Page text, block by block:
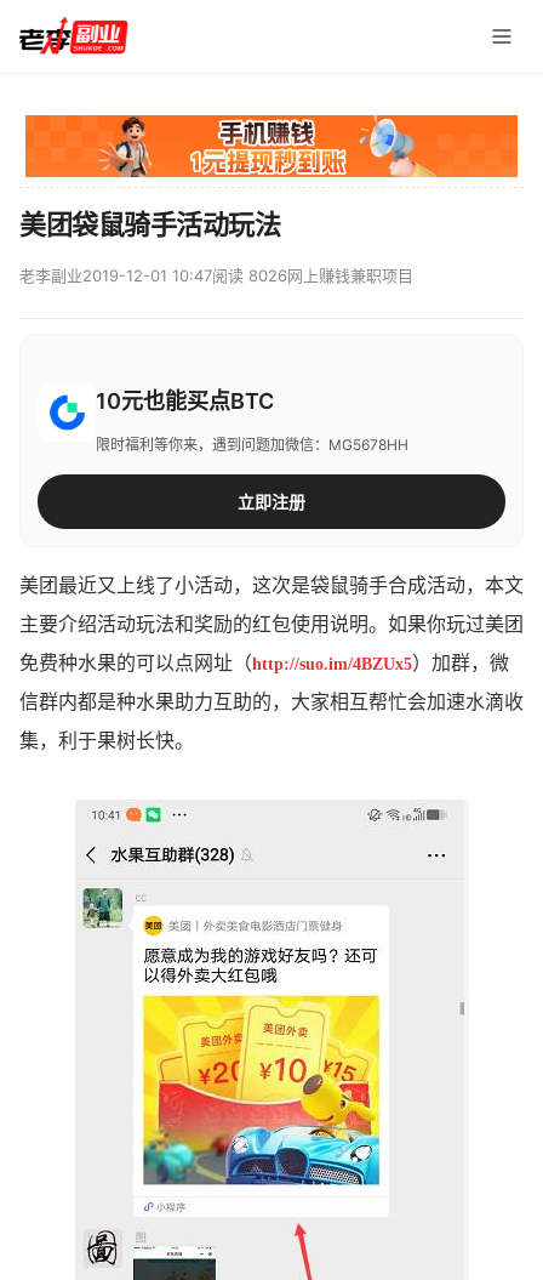
美团袋鼠骑手活动玩法
老李副业2019-12-01 10:47阅读 8026网上赚钱兼职项目
10元也能买点BTC
限时福利等你来，遇到问题加微信：MG5678HH
立即注册
美团最近又上线了小活动，这次是袋鼠骑手合成活动，本文
主要介绍活动玩法和奖励的红包使用说明。如果你玩过美团
免费种水果的可以点网址（http://suo.im/4BZUx5）加群，微
信群内都是种水果助力互助的，大家相互帮忙会加速水滴收
集，利于果树长快。